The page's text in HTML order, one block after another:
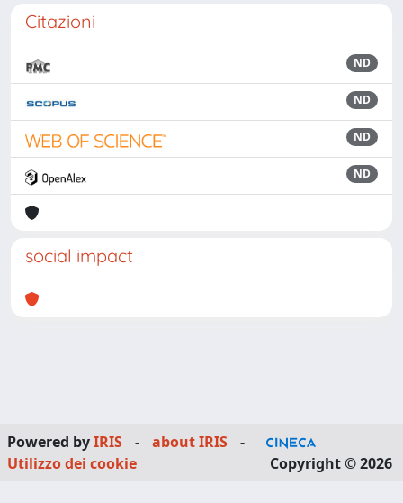
Citazioni
ND
ND
ND
ND
social impact
Powered byIRIS - about IRIS
-
Utilizzo dei cookie
Copyright © 2026